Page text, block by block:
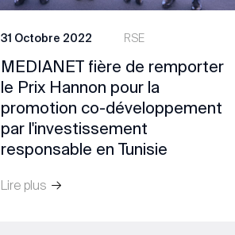
RSE
31 Octobre 2022
MEDIANET fière de remporter
le Prix Hannon pour la
promotion co-développement
par l'investissement
responsable en Tunisie
Lire plus